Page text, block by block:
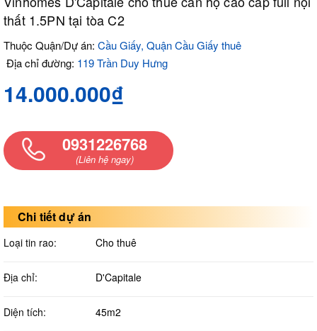
thất 1.5PN tại tòa C2
Thuộc Quận/Dự án: Cầu Giấy, Quận Cầu Giấy thuê
Địa chỉ đường: 119 Trần Duy Hưng
14.000.000₫
0931226768
(Liên hệ ngay)
Chi tiết dự án
Loại tin rao: Cho thuê
Địa chỉ: D'Capitale
Diện tích: 45m2